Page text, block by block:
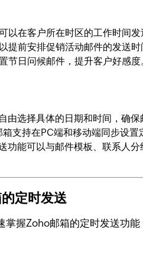
以在客户所在时区的工作时间发
提前安排促销活动邮件的发送时
节日问候邮件，提升客户好感度
由选择具体的日期和时间，确保
箱支持在PC端和移动端同步设置
功能可以与邮件模板、联系人
定时发送
握Zoho邮箱的定时发送功能